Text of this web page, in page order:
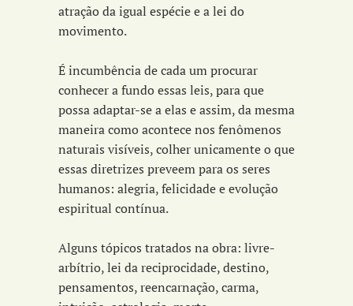
atração da igual espécie e a lei do
movimento.
É incumbência de cada um procurar
conhecer a fundo essas leis, para que
possa adaptar-se a elas e assim, da mesma
maneira como acontece nos fenômenos
naturais visíveis, colher unicamente o que
essas diretrizes preveem para os seres
humanos: alegria, felicidade e evolução
espiritual contínua.
Alguns tópicos tratados na obra: livre-
arbítrio, lei da reciprocidade, destino,
pensamentos, reencarnação, carma,